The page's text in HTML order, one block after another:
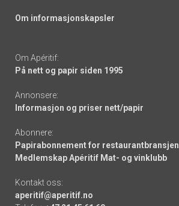
Om informasjonskapsler
Om Apéritif:
På nett og papir siden 1995
Annonsere:
Informasjon og priser nett/papir
Abonnere:
Papirabonnement for restaurantbransjen
Medlemskap Apéritif Mat- og vinklubb
Kontakt oss:
aperitif@aperitif.no